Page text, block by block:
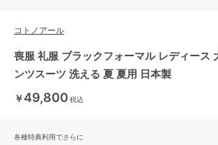
コトノアール
喪服 礼服 ブラックフォーマル レディース
ンツスーツ 洗える 夏 夏用 日本製
￥49,800 税込
各種特典利用でさらに